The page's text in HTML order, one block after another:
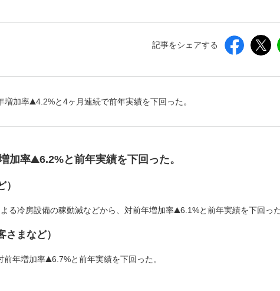
記事をシェアする
増加率 4.2%と4ヶ月連続で前年実績を下回った。
加率 6.2%と前年実績を下回った。
る冷房設備の稼動減などから、対前年増加率 6.1%と前年実績を下回っ
まなど）
前年増加率 6.7%と前年実績を下回った。